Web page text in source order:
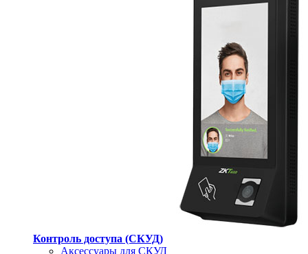
Контроль доступа (СКУД)
Аксессуары для СКУД